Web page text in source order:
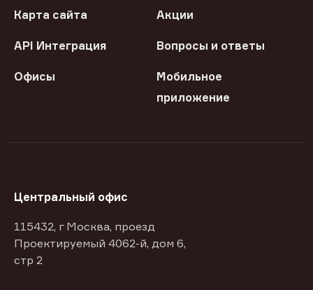
Карта сайта Акции
API Интеграция Вопросы и ответы
Офисы
Мобильное
приложение
Центральный офис
115432, г Москва, проезд
Проектируемый 4062-й, дом 6,
стр 2